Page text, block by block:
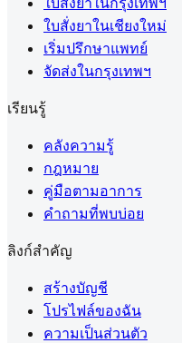
ใบสั่งยาในเชียงใหม่
เริ่มปรึกษาแพทย์
จัดส่งในกรุงเทพฯ
เรียนรู้
คลังความรู้
กฎหมาย
คู่มือตามอาการ
คำถามที่พบบ่อย
ลิงก์สำคัญ
สร้างบัญชี
โปรไฟล์ของฉัน
ความเป็นส่วนตัว